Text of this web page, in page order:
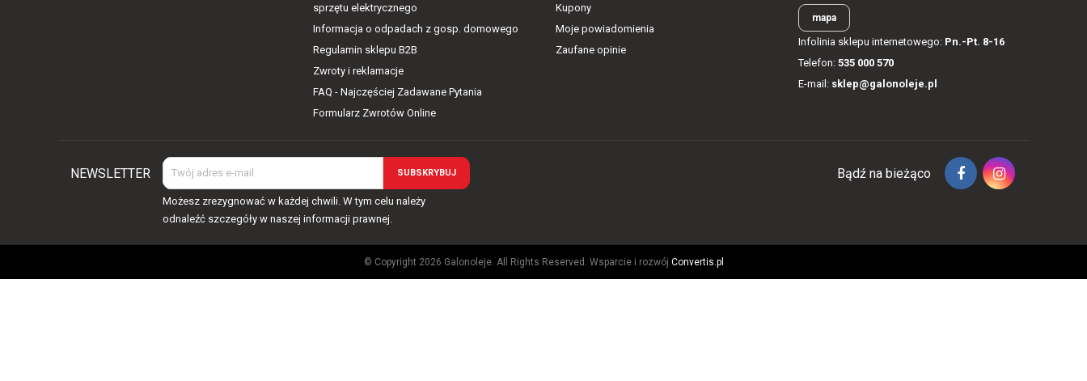
sprzętu elektrycznego
Informacja o odpadach z gosp. domowego
Regulamin sklepu B2B
Zwroty i reklamacje
FAQ - Najczęściej Zadawane Pytania
Formularz Zwrotów Online
Kupony
Moje powiadomienia
Zaufane opinie
mapa
Infolinia sklepu internetowego: Pn.-Pt. 8-16
Telefon: 535 000 570
E-mail: sklep@galonoleje.pl
NEWSLETTER
Możesz zrezygnować w każdej chwili. W tym celu należy
odnaleźć szczegóły w naszej informacji prawnej.
Bądź na bieżąco
© Copyright 2026 Galonoleje. All Rights Reserved. Wsparcie i rozwój Convertis.pl